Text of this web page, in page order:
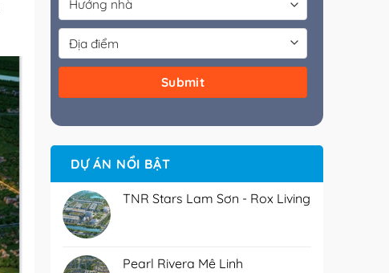
DỰ ÁN NỔI BẬT
TNR Stars Lam Sơn - Rox Living
Pearl Rivera Mê Linh